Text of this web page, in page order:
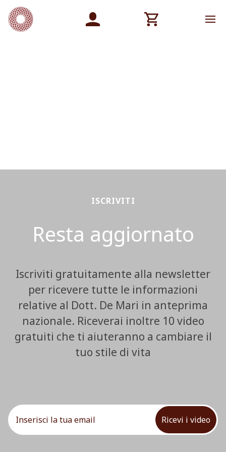
ISCRIVITI
Resta aggiornato
Iscriviti gratuitamente alla newsletter
per ricevere tutte le informazioni
relative al Dott. De Mari in anteprima
nazionale. Riceverai inoltre 10 video
gratuiti che ti aiuteranno a cambiare il
tuo stile di vita
Ricevi i video